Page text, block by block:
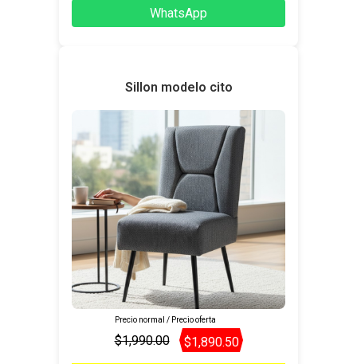
WhatsApp
Sillon modelo cito
Precio normal / Precio oferta
$1,990.00 $1,890.50